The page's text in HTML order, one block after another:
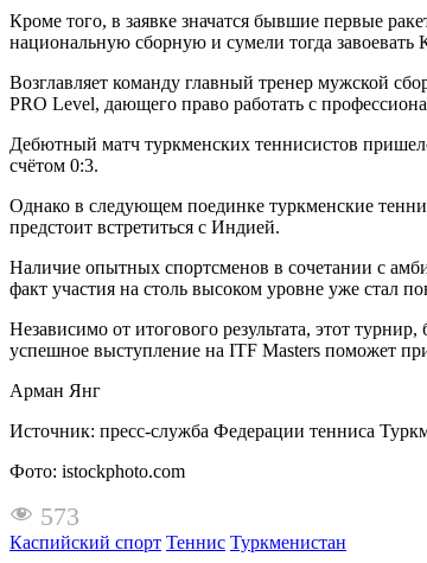
Кроме того, в заявке значатся бывшие первые
национальную сборную и сумели тогда
Возглавляет команду главный тренер мужской
PRO Level, дающего право работать с
Дебютный матч туркменских теннисистов
счётом 0:3.
Однако в следующем поединке туркменские
предстоит встретиться с Индией.
Наличие опытных спортсменов в сочетании с
факт участия на столь высоком уровне уже стал
Независимо от итогового результата, этот
успешное выступление на ITF Masters поможет
Арман Янг
Источник: пресс-служба Федерации тенниса
Фото: istockphoto.com
573
Каспийский спорт Теннис Туркменистан